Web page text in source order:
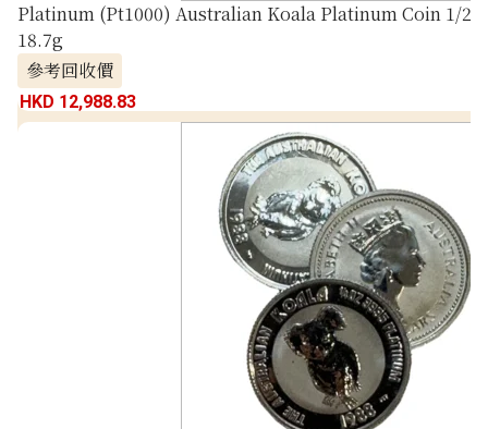
Platinum (Pt1000) Australian Koala Platinum Coin 1/2
18.7g
參考回收價
HKD 12,988.83